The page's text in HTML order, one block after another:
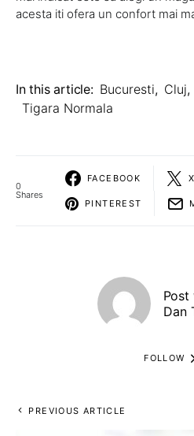
acesta iti ofera un confort mai
In this article: Bucuresti, Cluj,
Tigara Normala
0
Shares
FACEBOOK
PINTEREST
Post
Dan
FOLLOW
PREVIOUS ARTICLE